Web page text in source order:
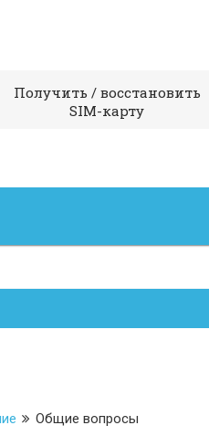
Получить / восстановить
SIM-карту
Общие вопросы